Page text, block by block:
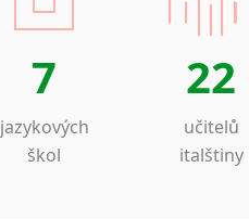
7
jazykových
škol
22
učitelů
italštiny